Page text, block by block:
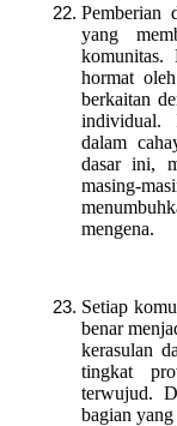
Pemberian
yang
komunitas.
hormat
berkaitan
individual.
dalam
dasar ini,
masing-
mengena.
Setiap
benar
kerasulan
tingkat
terwujud.
bagian